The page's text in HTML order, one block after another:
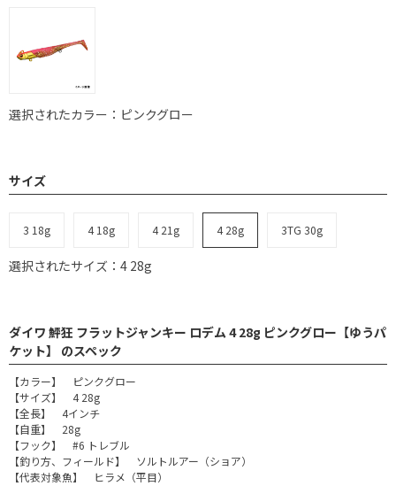
選択されたカラー：ピンクグロー
サイズ
3 18g 4 18g 4 21g 4 28g 3TG 30g
選択されたサイズ：4 28g
ダイワ 鮃狂 フラットジャンキー ロデム 4 28g ピンクグロー【ゆうパ
ケット】 のスペック
【カラー】 ピンクグロー
【サイズ】 4 28g
【全長】 4インチ
【自重】 28g
【フック】 #6 トレブル
【釣り方、フィールド】 ソルトルアー（ショア）
【代表対象魚】 ヒラメ（平目）